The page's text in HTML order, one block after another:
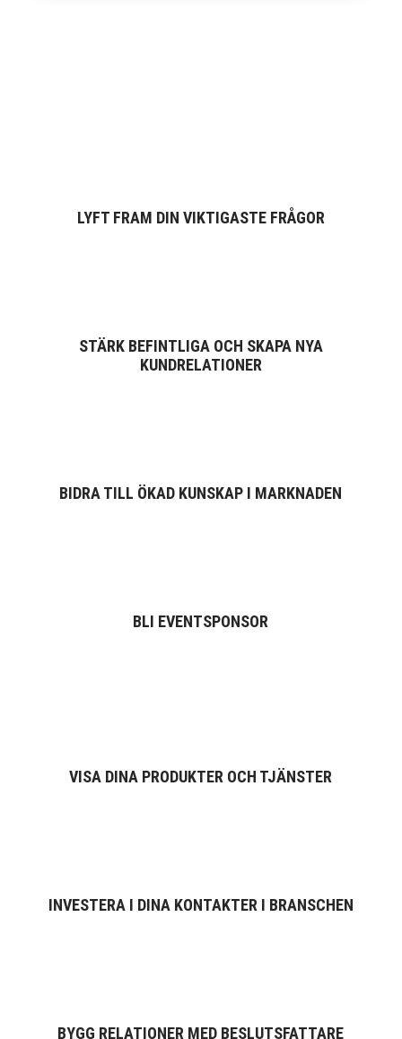
LYFT FRAM DIN VIKTIGASTE FRÅGOR
STÄRK BEFINTLIGA OCH SKAPA NYA
KUNDRELATIONER
BIDRA TILL ÖKAD KUNSKAP I MARKNADEN
BLI EVENTSPONSOR
VISA DINA PRODUKTER OCH TJÄNSTER
INVESTERA I DINA KONTAKTER I BRANSCHEN
BYGG RELATIONER MED BESLUTSFATTARE